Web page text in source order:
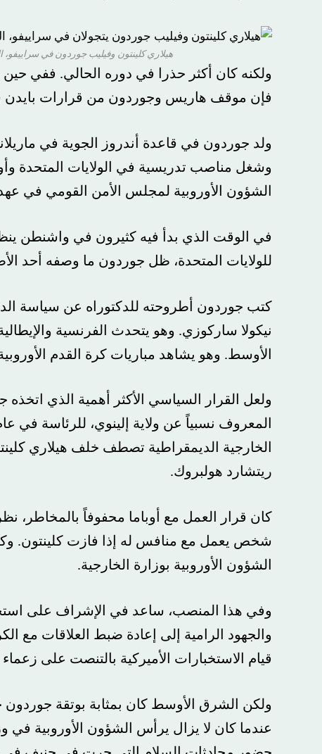
هيلاري كلينتون وفيليب جوردون في سراييفو، البوسنة
ولكنه كان أكثر حذرا في دوره الحالي. ففي حين
فإن موقف هاريس وجوردون من قرارات بايدن في
ولد جوردون في قاعدة أندروز الجوية في ماريلاند
الشؤون الأوروبية لمجلس الأمن القومي في عهد
في الوقت الذي بدأ فيه كثيرون في واشنطن ينظرون
للولايات المتحدة، ظل جوردون ما وصفه أحد
كتب جوردون أطروحته للدكتوراه عن سياسة الدفاع
نيكولا ساركوزي. وهو يتحدث الفرنسية والإيطالية
الأوسط. وهو يشاهد مباريات كرة القدم الأوروبية
ولعل القرار السياسي الأكثر أهمية الذي اتخذه
الخارجية الديمقراطية تصطف خلف هيلاري كلينتون
ريتشارد هولبروك.
كان قرار العمل مع أوباما محفوفاً بالمخاطر،
شخص يعمل مع منافس له إذا فازت كلينتون. وكافأ
الشؤون الأوروبية بوزارة الخارجية.
وفي هذا المنصب، ساعد في الإشراف على استجابة
والجهود الرامية إلى إعادة ضبط العلاقات مع
قيام الاستخبارات الأميركية بالتنصت على زعماء
ولكن الشرق الأوسط كان بمثابة بوتقة جوردون
عندما كان لا يزال يرأس الشؤون الأوروبية في